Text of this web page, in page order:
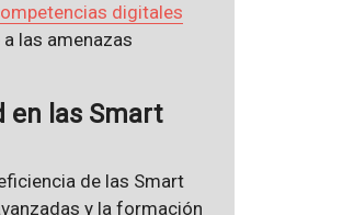
digitales
las amenazas
en las Smart
de las Smart
y la formación